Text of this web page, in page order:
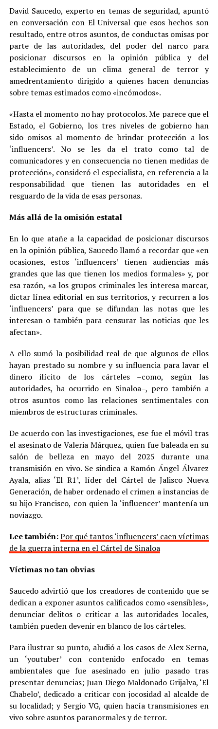
David Saucedo, experto en temas de seguridad, apuntó
en conversación con El Universal que esos hechos son
resultado, entre otros asuntos, de conductas omisas por
parte de las autoridades, del poder del narco para
posicionar discursos en la opinión pública y del
establecimiento de un clima general de terror y
amedrentamiento dirigido a quienes hacen denuncias
sobre temas estimados como «incómodos».
«Hasta el momento no hay protocolos. Me parece que el
Estado, el Gobierno, los tres niveles de gobierno han
sido omisos al momento de brindar protección a los
‘influencers’. No se les da el trato como tal de
comunicadores y en consecuencia no tienen medidas de
protección», consideró el especialista, en referencia a la
responsabilidad que tienen las autoridades en el
resguardo de la vida de esas personas.
Más allá de la omisión estatal
En lo que atañe a la capacidad de posicionar discursos
en la opinión pública, Saucedo llamó a recordar que «en
ocasiones, estos ‘influencers’ tienen audiencias más
grandes que las que tienen los medios formales» y, por
esa razón, «a los grupos criminales les interesa marcar,
dictar línea editorial en sus territorios, y recurren a los
‘influencers’ para que se difundan las notas que les
interesan o también para censurar las noticias que les
afectan».
A ello sumó la posibilidad real de que algunos de ellos
hayan prestado su nombre y su influencia para lavar el
dinero ilícito de los cárteles –como, según las
autoridades, ha ocurrido en Sinaloa–, pero también a
otros asuntos como las relaciones sentimentales con
miembros de estructuras criminales.
De acuerdo con las investigaciones, ese fue el móvil tras
el asesinato de Valeria Márquez, quien fue baleada en su
salón de belleza en mayo del 2025 durante una
transmisión en vivo. Se sindica a Ramón Ángel Álvarez
Ayala, alias ‘El R1’, líder del Cártel de Jalisco Nueva
Generación, de haber ordenado el crimen a instancias de
su hijo Francisco, con quien la ‘influencer’ mantenía un
noviazgo.
Lee también:Por qué tantos ‘influencers’ caen víctimas
de la guerra interna en el Cártel de Sinaloa
Víctimas no tan obvias
Saucedo advirtió que los creadores de contenido que se
dedican a exponer asuntos calificados como «sensibles»,
denunciar delitos o criticar a las autoridades locales,
también pueden devenir en blanco de los cárteles.
Para ilustrar su punto, aludió a los casos de Alex Serna,
un ‘youtuber’ con contenido enfocado en temas
ambientales que fue asesinado en julio pasado tras
presentar denuncias; Juan Diego Maldonado Grijalva, ‘El
Chabelo’, dedicado a criticar con jocosidad al alcalde de
su localidad; y Sergio VG, quien hacía transmisiones en
vivo sobre asuntos paranormales y de terror.